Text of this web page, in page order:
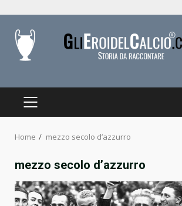
content
PRIMARY
Home mezzo secolo d’azzurro
mezzo secolo d’azzurro